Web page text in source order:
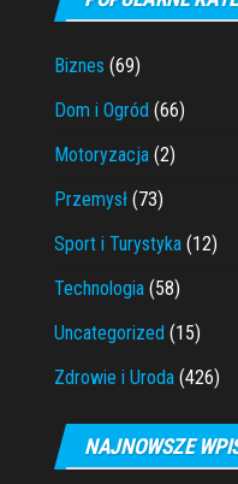
Biznes (69)
Dom i Ogród (66)
Motoryzacja (2)
Przemysł (73)
Sport i Turystyka (12)
Technologia (58)
Uncategorized (15)
Zdrowie i Uroda (426)
NAJNOWSZE